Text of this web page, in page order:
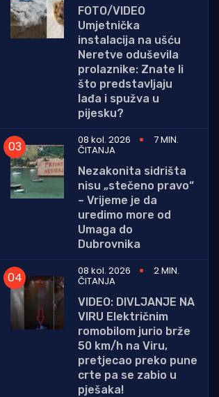
FOTO/VIDEO
Umjetnička
instalacija na ušću
Neretve oduševila
prolaznike: Znate li
što predstavljaju
lađa i spužva u
pijesku?
08 kol. 2026
7 MIN.
ČITANJA
Nezakonita sidrišta
nisu „stečeno pravo“
– Vrijeme je da
uredimo more od
Umaga do
Dubrovnika
08 kol. 2026
2 MIN.
ČITANJA
VIDEO: DIVLJANJE NA
VIRU Električnim
romobilom jurio brže
50 km/h na Viru,
pretjecao preko pune
crte pa se zabio u
pješaka!